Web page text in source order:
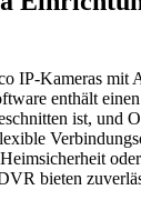
IP-Kameras mit
enthält
ist, und
bieten